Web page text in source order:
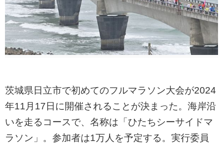
茨城県日立市で初めてのフルマラソン大会が2024
年11月17日に開催されることが決まった。海岸沿
いを走るコースで、名称は「ひたちシーサイドマ
ラソン」。参加者は1万人を予定する。実行委員